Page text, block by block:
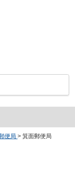
便局 > 箕面郵便局